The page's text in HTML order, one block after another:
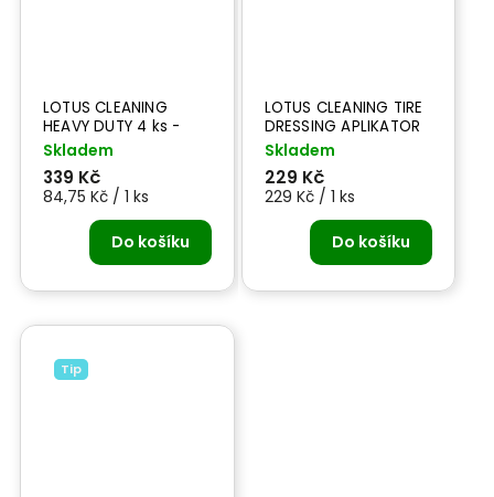
LOTUS CLEANING
HEAVY DUTY 4 ks -
mikrovláknové utěrky
Skladem
339 Kč
84,75 Kč / 1 ks
Do košíku
LOTUS CLEANING TIRE
DRESSING APLIKATOR
- aplikátor na kola
Skladem
229 Kč
229 Kč / 1 ks
Do košíku
Tip